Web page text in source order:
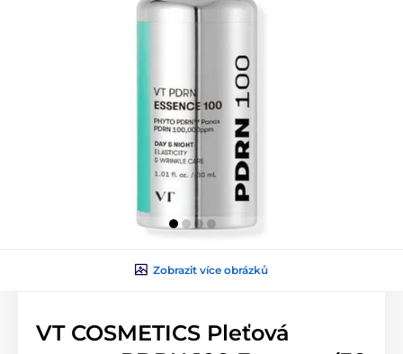
Zobrazit více obrázků
VT COSMETICS Pleťová